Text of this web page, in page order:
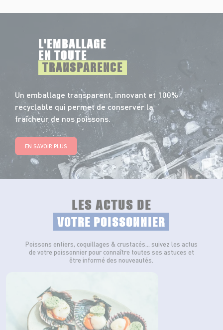
L'EMBALLAGE
EN TOUTE
TRANSPARENCE
Un emballage transparent, innovant et 100%
recyclable qui permet de conserver la
fraîcheur de nos poissons.
EN SAVOIR PLUS
LES ACTUS DE
VOTRE POISSONNIER
Poissons entiers, coquillages & crustacés… suivez les actus
de votre poissonnier pour connaître toutes ses astuces et
être informé des nouveautés.